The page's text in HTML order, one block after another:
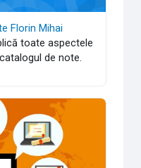
Florin Mihai
toate aspectele
de note.
copiază 2